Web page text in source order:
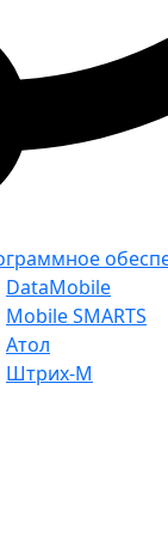
DataMobile
Mobile SMARTS
Атол
Штрих-М